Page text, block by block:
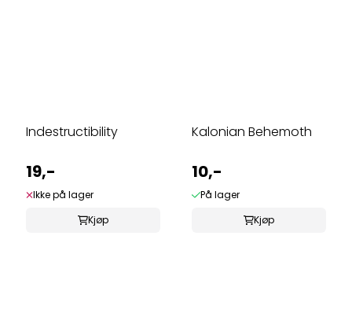
Indestructibility
19,-
Ikke på lager
Kjøp
Kalonian Behemoth
10,-
På lager
Kjøp